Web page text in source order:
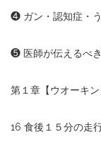
❹ ガン・認知症・
❺ 医師が伝えるべ
第１章【ウオーキ
16 食後１５分の走